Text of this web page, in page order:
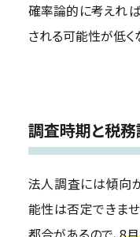
確率論的に考えれ
される可能性が低く
調査時期と税
法人調査には傾向
能性は否定できま